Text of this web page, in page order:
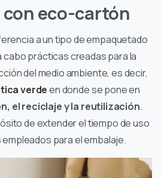
con eco-cartón
a un tipo de empaquetado
cabo prácticas creadas para la
del medio ambiente, es decir,
verdeen donde se pone en
el reciclaje y la reutilización.
de extender el tiempo de uso
para el embalaje.